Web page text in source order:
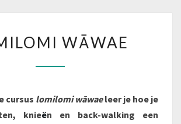
WĀWAE
WĀWAE
cursus lomilomi wāwaeleer je hoe je
knieën en back-walking een